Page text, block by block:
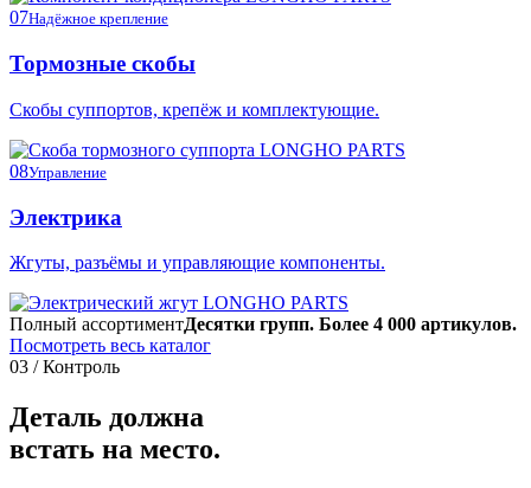
07Надёжное крепление
Тормозные скобы
Скобы суппортов, крепёж и комплектующие.
08Управление
Электрика
Жгуты, разъёмы и управляющие компоненты.
Полный ассортиментДесятки групп. Более 4 000 артикулов.
Посмотреть весь каталог
03 / Контроль
Деталь должна
встать на место.